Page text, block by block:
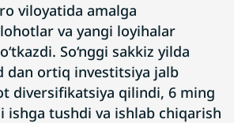
viloyatida amalga
va yangi loyihalar
So‘nggi sakkiz yilda
dan ortiq investitsiya jalb
diversifikatsiya qilindi, 6 ming
ishga tushdi va ishlab chiqarish